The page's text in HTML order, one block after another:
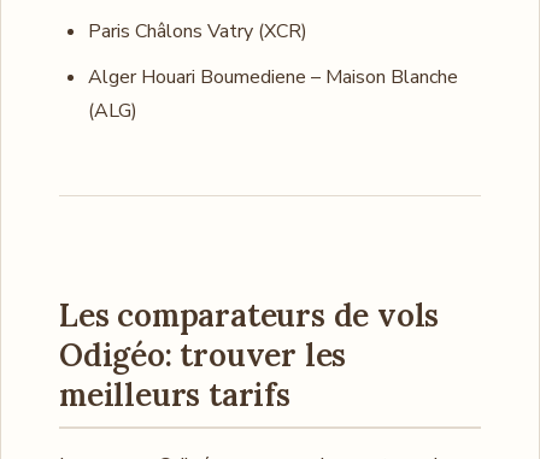
Paris Châlons Vatry (XCR)
Alger Houari Boumediene – Maison Blanche
(ALG)
Les comparateurs de vols
Odigéo: trouver les
meilleurs tarifs